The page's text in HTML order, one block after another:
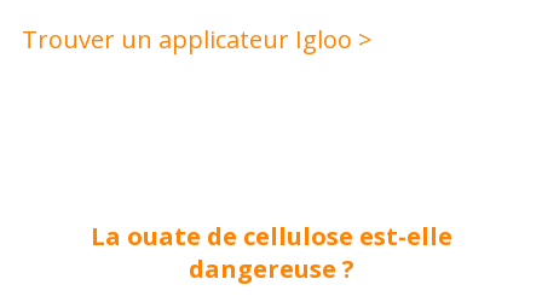
Trouver un applicateur Igloo >
La ouate de cellulose est-elle
dangereuse ?